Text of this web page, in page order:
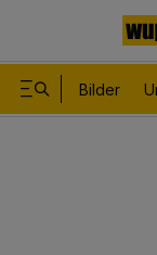
Bilder